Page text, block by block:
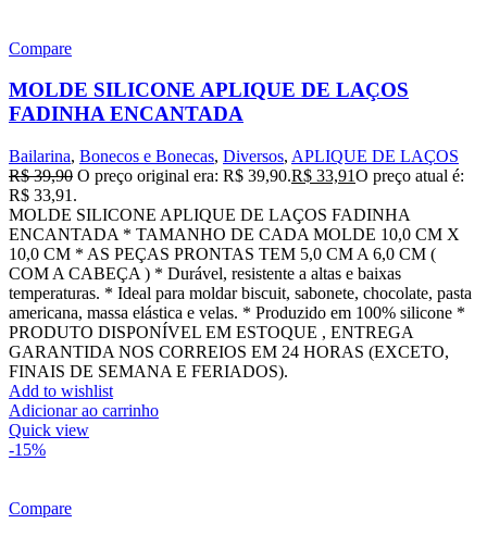
Compare
MOLDE SILICONE APLIQUE DE LAÇOS
FADINHA ENCANTADA
Bailarina, Bonecos e Bonecas, Diversos, APLIQUE DE LAÇOS
R$39,90 O preço original era: R$ 39,90.R$ 33,91O preço atual é:
R$ 33,91.
MOLDE SILICONE APLIQUE DE LAÇOS FADINHA
ENCANTADA * TAMANHO DE CADA MOLDE 10,0 CM X
10,0 CM * AS PEÇAS PRONTAS TEM 5,0 CM A 6,0 CM (
COM A CABEÇA ) * Durável, resistente a altas e baixas
temperaturas. * Ideal para moldar biscuit, sabonete, chocolate, pasta
americana, massa elástica e velas. * Produzido em 100% silicone *
PRODUTO DISPONÍVEL EM ESTOQUE , ENTREGA
GARANTIDA NOS CORREIOS EM 24 HORAS (EXCETO,
FINAIS DE SEMANA E FERIADOS).
Add to wishlist
Adicionar ao carrinho
Quick view
-15%
Compare